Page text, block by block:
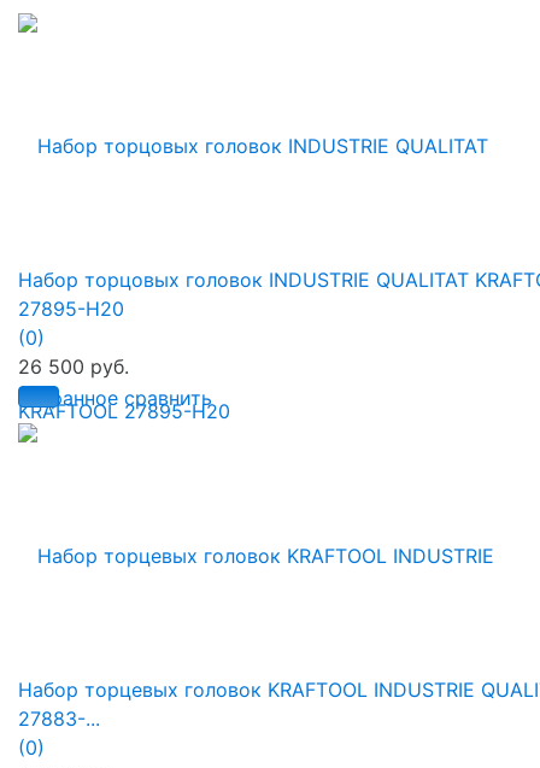
избранное сравнить
Набор торцовых головок INDUSTRIE QUALITAT
27895-H20
(0)
26 500 руб.
Набор торцевых головок KRAFTOOL INDUSTRIE
27883-...
(0)